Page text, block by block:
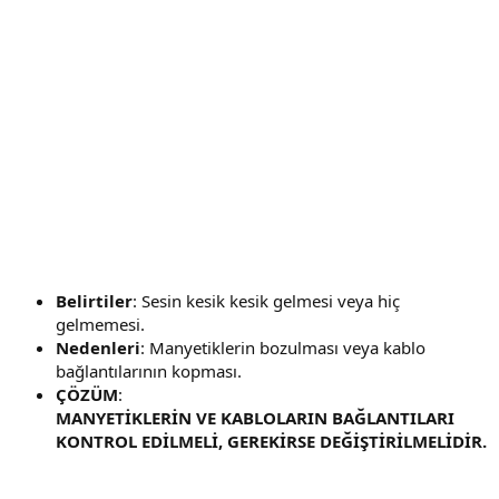
Belirtiler: Sesin kesik kesik gelmesi veya hiç
gelmemesi.
Nedenleri: Manyetiklerin bozulması veya kablo
bağlantılarının kopması.
ÇÖZÜM:
MANYETİKLERİN VE KABLOLARIN BAĞLANTILARI
KONTROL EDİLMELİ, GEREKİRSE DEĞİŞTİRİLMELİDİR.